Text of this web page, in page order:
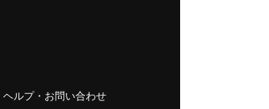
ヘルプ・お問い合わせ